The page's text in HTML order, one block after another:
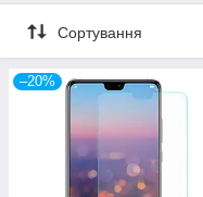
Сортування
–20%